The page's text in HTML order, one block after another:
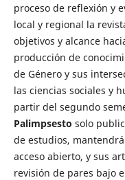
proceso de reflexión y
local y regional la
objetivos y alcance
producción de
de Género y sus
las ciencias sociales y
partir del segundo
Palimpsesto solo
de estudios,
acceso abierto, y sus
revisión de pares bajo